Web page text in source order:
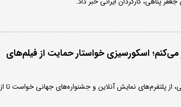
می‌کنم؛ اسکورسیزی خواستار حمایت از فیلم‌های
از پلتفرم‌های نمایش آنلاین و جشنواره‌های جهانی خواست تا از